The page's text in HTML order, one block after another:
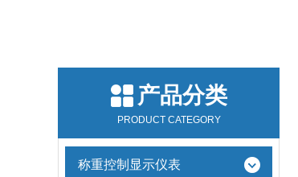
产品分类
PRODUCT CATEGORY
称重控制显示仪表